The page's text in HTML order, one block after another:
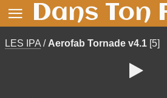
 Dans Ton
LES IPA / Aerofab Tornade v4.1 [5]
